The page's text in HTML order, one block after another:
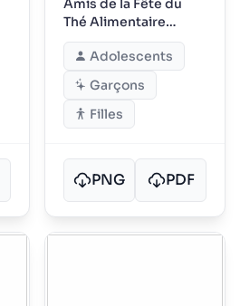
Amis de la Fête du
Thé Alimentaire
Mignons
Adolescents
Garçons
Filles
PNG PDF